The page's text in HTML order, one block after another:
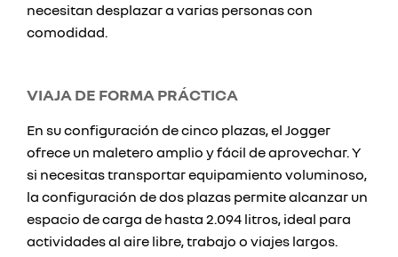
necesitan desplazar a varias personas con
comodidad.
VIAJA DE FORMA PRÁCTICA
En su configuración de cinco plazas, el Jogger
ofrece un maletero amplio y fácil de aprovechar. Y
si necesitas transportar equipamiento voluminoso,
la configuración de dos plazas permite alcanzar un
espacio de carga de hasta 2.094 litros, ideal para
actividades al aire libre, trabajo o viajes largos.